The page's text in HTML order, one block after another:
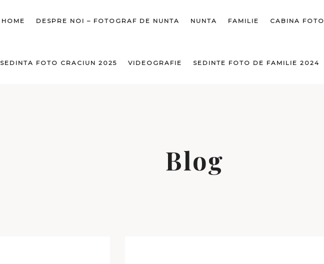
HOME DESPRE NOI – FOTOGRAF DE NUNTA NUNTA FAMILIE CABINA FOTO
SEDINTA FOTO CRACIUN 2025 VIDEOGRAFIE SEDINTE FOTO DE FAMILIE 2024
Blog